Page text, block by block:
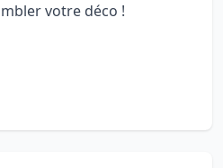
votre déco !